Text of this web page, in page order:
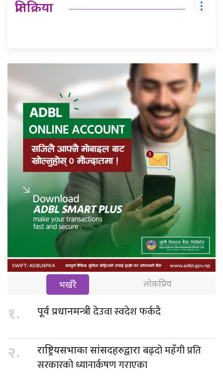
प्रतिक्रिया
भर्खरै लोकप्रिय
१. पूर्व प्रधानमन्त्रीदेउवा स्वदेश फर्कदै
२. राष्ट्रियसभाका सांसदहरुद्वाराबढ्दो महँगी प्रति
सरकारको ध्यानार्कषण गराएका